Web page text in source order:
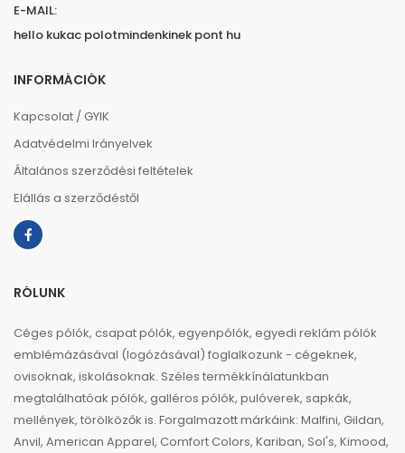
E-MAIL:
hello kukac polotmindenkinek pont hu
INFORMÁCIÓK
Kapcsolat / GYIK
Adatvédelmi Irányelvek
Általános szerződési feltételek
Elállás a szerződéstől
RÓLUNK
Céges pólók, csapat pólók, egyenpólók, egyedi reklám pólók
emblémázásával (logózásával) foglalkozunk - cégeknek,
ovisoknak, iskolásoknak. Széles termékkínálatunkban
megtalálhatóak pólók, galléros pólók, pulóverek, sapkák,
mellények, törölközők is. Forgalmazott márkáink: Malfini, Gildan,
Anvil, American Apparel, Comfort Colors, Kariban, Sol's, Kimood,